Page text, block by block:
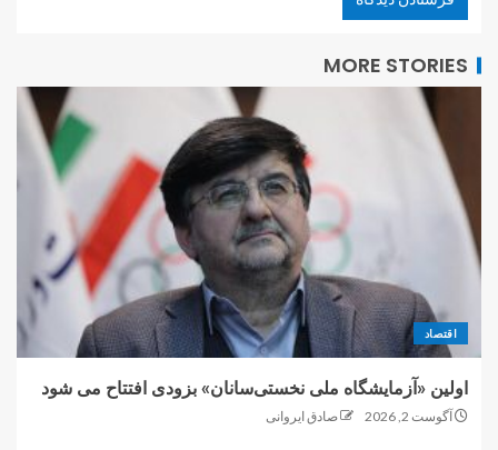
MORE STORIES
اقتصاد
اولین «آزمایشگاه ملی نخستی‌سانان» بزودی افتتاح می شود
آگوست 2, 2026 صادق ایروانی